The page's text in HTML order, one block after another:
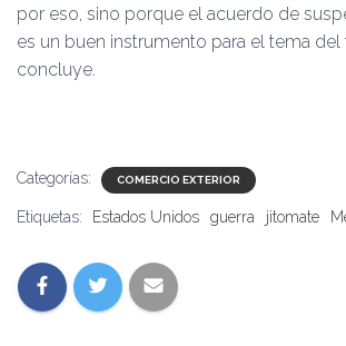
por eso, sino porque el acuerdo de
es un buen instrumento para el tema del
concluye.
Categorías: COMERCIO EXTERIOR
Etiquetas: Estados Unidos guerra jitomate